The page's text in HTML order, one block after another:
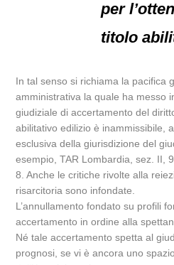
per
titolo
In tal senso si richiama la pacifica
amministrativa la quale ha messo
giudiziale di accertamento del
abilitativo edilizio è inammissibile,
esclusiva della giurisdizione del
esempio, TAR Lombardia, sez. II,
8. Anche le critiche rivolte alla
risarcitoria sono infondate.
L’annullamento fondato su profili
accertamento in ordine alla
Né tale accertamento spetta al
prognosi, se vi è ancora uno